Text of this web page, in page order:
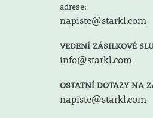
adrese:
napiste@starkl.com
VEDENÍ ZÁSILKOVÉ
info@starkl.com
OSTATNÍ DOTAZY NA
napiste@starkl.com